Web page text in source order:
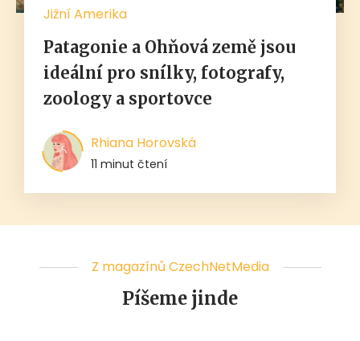
Jižní Amerika
Patagonie a Ohňová země jsou
ideální pro snílky, fotografy,
zoology a sportovce
Rhiana Horovská
11 minut čtení
Z magazínů CzechNetMedia
Píšeme jinde